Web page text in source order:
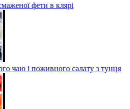
фети в клярі
чаю і поживного салату з тунця